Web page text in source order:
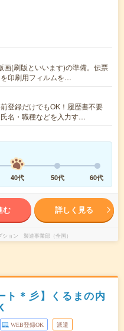
画(刷版といいます)の準備。伝票
印刷用フィルムを…
登録だけでもOK！履歴書不要
名・職種などを入力す…
40代 50代 60代
む 詳しく見る
ョン 製造事業部（全国）
ト＊彡】くるまの内
WEB登録OK 派遣